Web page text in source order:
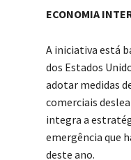
ECONOMIA
A iniciativa está
dos Estados
adotar medidas
comerciais
integra a
emergência que
deste ano.